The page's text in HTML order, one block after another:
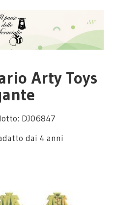
Arty Toys
DJ06847
dai 4 anni